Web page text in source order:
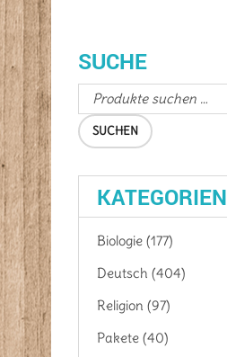
SUCHE
SUCHEN
KATEGORIEN
Biologie (177)
Deutsch (404)
Religion (97)
Pakete (40)